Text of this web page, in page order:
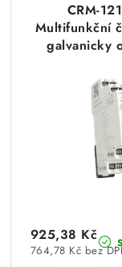
CRM-
Multifunkční
galvanicky
764,78 Kč bez
925,38 Kč